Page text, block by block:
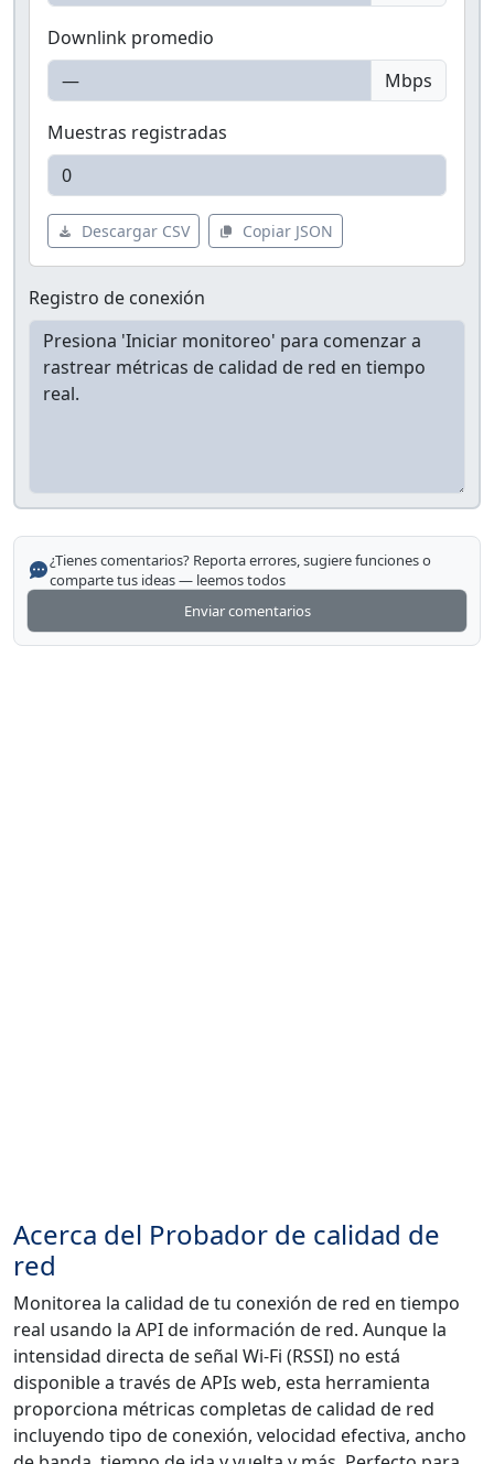
Downlink promedio
Mbps
Muestras registradas
Descargar CSV Copiar JSON
Registro de conexión
¿Tienes comentarios? Reporta errores, sugiere funciones o
comparte tus ideas — leemos todos
Enviar comentarios
Acerca del Probador de calidad de
red
Monitorea la calidad de tu conexión de red en tiempo
real usando la API de información de red. Aunque la
intensidad directa de señal Wi-Fi (RSSI) no está
disponible a través de APIs web, esta herramienta
proporciona métricas completas de calidad de red
incluyendo tipo de conexión, velocidad efectiva, ancho